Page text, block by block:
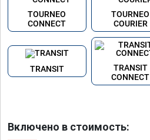
TOURNEO
CONNECT
TOURNEO
COURIER
TRANSIT
TRANSIT
CONNECT
Включено в стоимость: